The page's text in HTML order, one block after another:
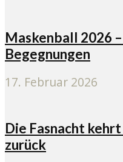
Maskenball 2026
Begegnungen
17. Februar 2026
Die Fasnacht
zurück